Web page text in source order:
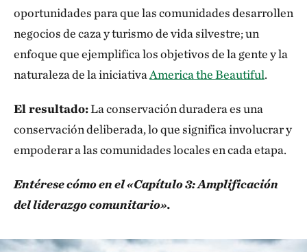
oportunidades para que las comunidades desarrollen
negocios de caza y turismo de vida silvestre; un
enfoque que ejemplifica los objetivos de la gente y la
naturaleza de la iniciativa America the Beautiful.
El resultado:La conservación duradera es una
conservación deliberada, lo que significa involucrar y
empoderar a las comunidades locales en cada etapa.
Entérese cómo en el «Capítulo 3: Amplificación
del liderazgo comunitario».